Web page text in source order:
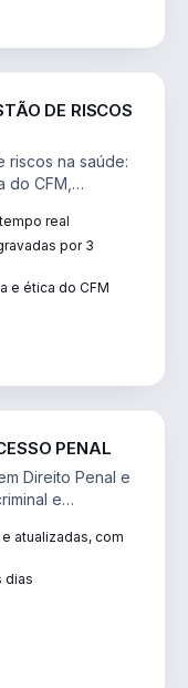
DE RISCOS
riscos na saúde:
CFM,
real
por 3
e ética do CFM
PENAL
Direito Penal e
e
atualizadas, com
dias